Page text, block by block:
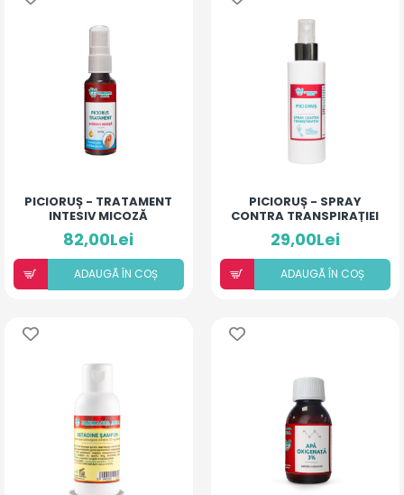
PICIORUȘ - TRATAMENT
INTESIV MICOZĂ
82,00Lei
ADAUGÃ ÎN COȘ
PICIORUȘ - SPRAY
CONTRA TRANSPIRAȚIEI
29,00Lei
ADAUGÃ ÎN COȘ